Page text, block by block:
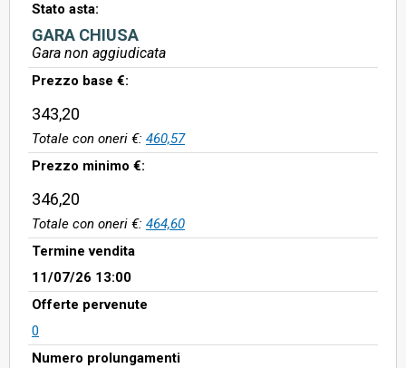
Stato asta:
GARA CHIUSA
Gara non aggiudicata
Prezzo base €:
343,20
Totale con oneri €: 460,57
Prezzo minimo €:
346,20
Totale con oneri €: 464,60
Termine vendita
11/07/26 13:00
Offerte pervenute
0
Numero prolungamenti